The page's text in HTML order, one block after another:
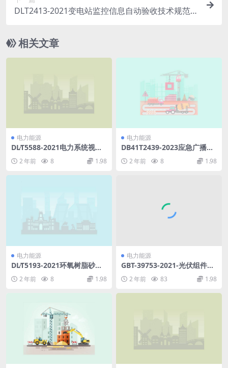
DLT2413-2021变电站监控信息自动验收技术规范
相关文章
电力能源
DL∕T5588-2021电力系统视频
监控系统设计规程(27.23MB)
pdf2 年前 8 1.98
电力能源
DB41T2439-2023应急广播平
2 年前 8 1.98
电力能源
DL∕T5193-2021环氧树脂砂浆
2 年前 8 1.98
电力能源
GBT-39753-2021-光伏组件回
收再利用通用技术要求-2022
年2月1日实施.pdf
2 年前 83 1.98